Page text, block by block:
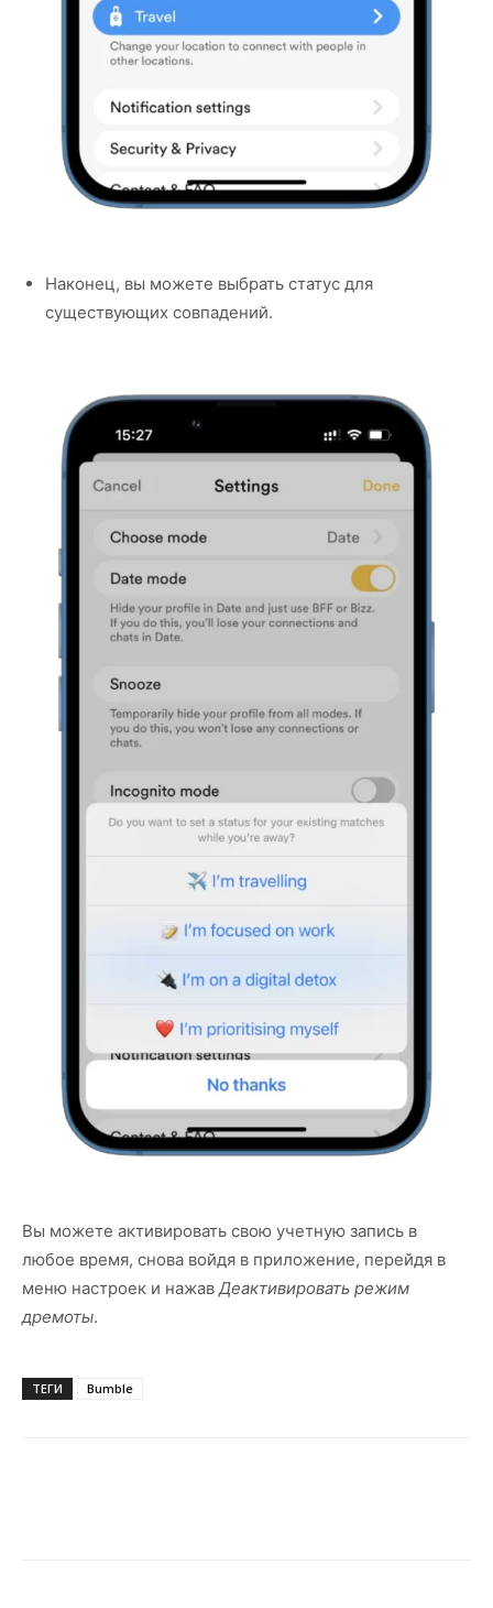
Наконец, вы можете выбрать статус для
существующих совпадений.
Вы можете активировать свою учетную запись в
любое время, снова войдя в приложение, перейдя в
меню настроек и нажав Деактивировать режим
дремоты.
ТЕГИ Bumble